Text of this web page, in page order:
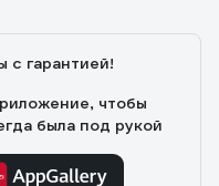
с гарантией!
чтобы
была под рукой